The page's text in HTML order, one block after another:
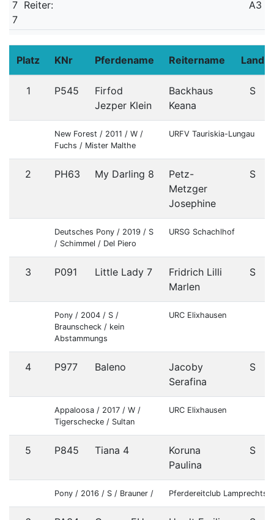
7Reiter:
7
A3
Platz KNr Pferdename Reitername Land
1 P545
Firfod
Jezper Klein
Backhaus
Keana
S
New Forest / 2011 / W /
Fuchs / Mister Malthe
URFV Tauriskia-Lungau
2 PH63 My Darling 8
Petz-
Metzger
Josephine
S
Deutsches Pony / 2019 / S
/ Schimmel / Del Piero
URSG Schachlhof
3 P091 Little Lady 7
Fridrich Lilli
Marlen
S
Pony / 2004 / S /
Braunscheck / kein
Abstammungs
URC Elixhausen
4 P977 Baleno
Jacoby
Serafina
S
Appaloosa / 2017 / W /
Tigerschecke / Sultan
URC Elixhausen
5 P845 Tiana 4
Koruna
Paulina
S
Pony / 2016 / S / Brauner / Pferdereitclub